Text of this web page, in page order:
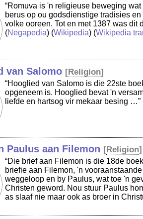
“Romuva is 'n religieuse beweging
berus op ou godsdienstige tradisies
volke ooreen. Tot en met 1387 was
(Negapedia) (Wikipedia) (Wikipedia
van Salomo [Religion]
“Hooglied van Salomo is die 22ste
opgeneem is. Hooglied bevat 'n
liefde en hartsog vir mekaar besing …”
Paulus aan Filemon [Religion]
“Die brief aan Filemon is die 18de
briefie aan Filemon, 'n
weggeloop en by Paulus, wat toe 'n
Christen geword. Nou stuur Paulus
as slaaf nie maar ook as broer in